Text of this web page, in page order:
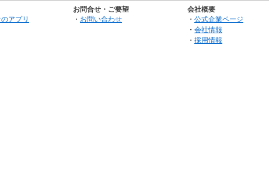
アプリ
お問合せ・ご要望
・ お問い合わせ
会社概要
・ 公式企業ページ
・ 会社情報
・ 採用情報